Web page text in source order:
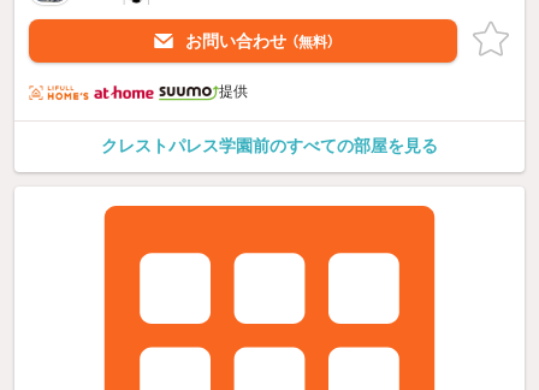
お問い合わせ （無料）
提供
クレストパレス学園前のすべての部屋を見る